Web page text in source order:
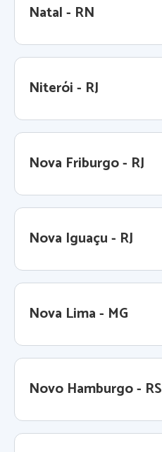
Natal - RN
Niterói - RJ
Nova Friburgo - RJ
Nova Iguaçu - RJ
Nova Lima - MG
Novo Hamburgo - RS